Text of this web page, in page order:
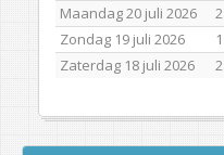
Maandag 20 juli 2026
2
Zondag 19 juli 2026
1
Zaterdag 18 juli 2026
2